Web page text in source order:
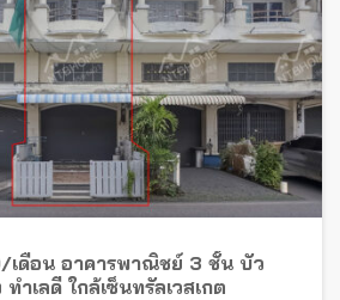
เดือน อาคารพาณิชย์ 3 ชั้น บัว
ำเลดี ใกล้เซ็นทรัลเวสเกต